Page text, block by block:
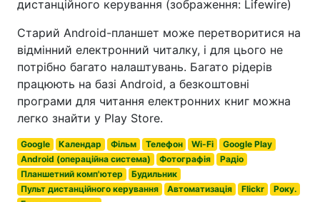
дистанційного керування (зображення: Lifewire)
Старий Android-планшет може перетворитися на
відмінний електронний читалку, і для цього не
потрібно багато налаштувань. Багато рідерів
працюють на базі Android, а безкоштовні
програми для читання електронних книг можна
легко знайти у Play Store.
Google Календар Фільм Телефон Wi-Fi
Google Play
Android (операційна система)
Фотографія
Радіо
Планшетний комп'ютер
Будильник
Пульт дистанційного керування
Автоматизація Flickr
Року.